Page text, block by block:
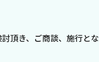
頂き、ご商談、施行とな